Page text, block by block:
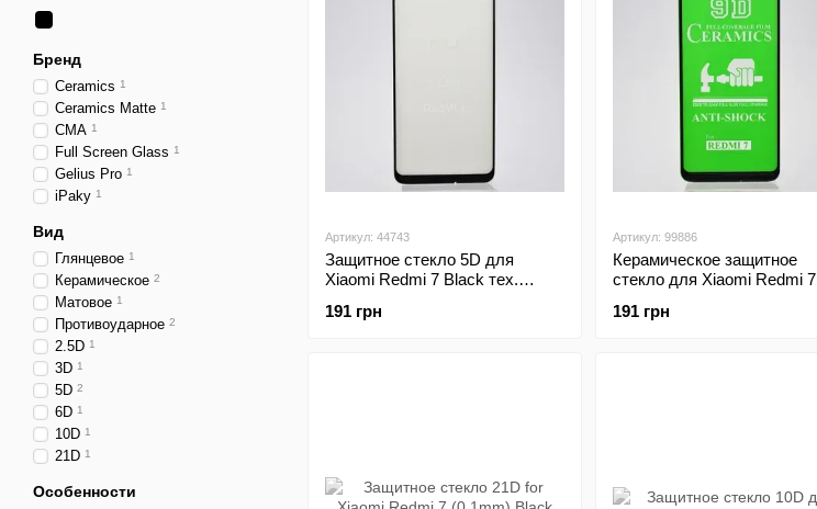
Артикул: 44743
Защитное стекло 5D для
Xiaomi Redmi 7 Black тех.
191 грн
Артикул: 99886
Керамическое защитное
стекло для Xiaomi Redmi 7
191 грн
Бренд
Ceramics 1
Ceramics Matte 1
CMA 1
Full Screen Glass 1
Gelius Pro 1
iPaky 1
Вид
Глянцевое 1
Керамическое 2
Матовое 1
Противоударное 2
2.5D 1
3D 1
5D 2
6D 1
10D 1
21D 1
Особенности